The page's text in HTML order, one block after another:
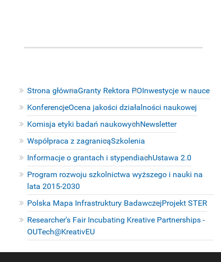
Strona głównaGranty Rektora POInwestycje w nauce
KonferencjeOcena jakości działalności naukowej
Komisja etyki badań naukowychNewsletter
Współpraca z zagranicąSzkolenia
Informacje o grantach i stypendiachUstawa 2.0
Program rozwoju szkolnictwa wyższego i nauki na
lata 2015-2030
Polska Mapa Infrastruktury BadawczejProjekt STER
Researcher's Fair Incubating Kreative Partnerships -
OUTech@KreativEU